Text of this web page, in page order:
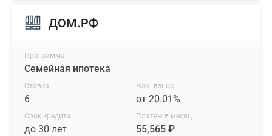
ДОМ.РФ
Программа
Семейная ипотека
Ставка
6
Нач. взнос
от 20.01%
Срок кредита
до 30 лет
Платеж в месяц
55,565 ₽